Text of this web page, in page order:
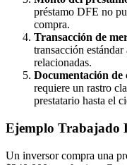
préstamo DFE no
compra.
Transacción de
transacción
relacionadas.
Documentación de
requiere un rastro
prestatario hasta el
Ejemplo Trabajado
Un inversor compra una